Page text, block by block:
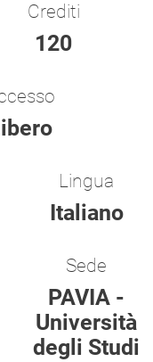
Crediti
120
Lingua
Italiano
Sede
PAVIA -
Università
degli Studi